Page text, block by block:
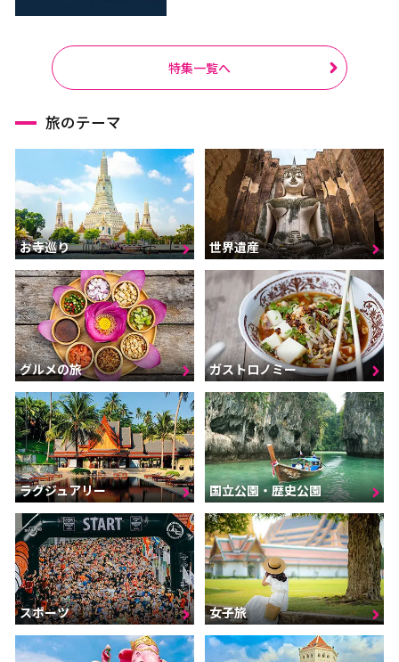
特集一覧へ
旅のテーマ
お寺巡り 世界遺産
グルメの旅 ガストロノミー
ラグジュアリー 国立公園・歴史公園
スポーツ 女子旅